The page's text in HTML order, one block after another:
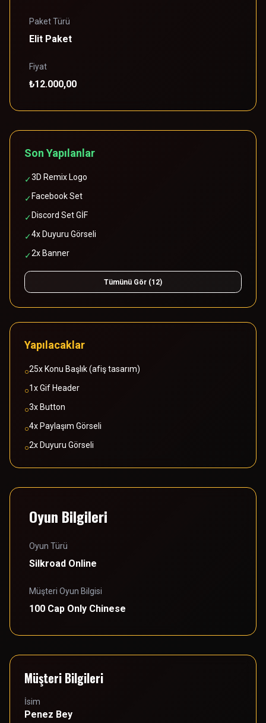
Paket Türü
Elit Paket
Fiyat
₺12.000,00
Son Yapılanlar
✓3D Remix Logo
✓ Facebook Set
✓ Discord Set GİF
✓4x Duyuru Görseli
✓2x Banner
Tümünü Gör (12)
Yapılacaklar
○25x Konu Başlık (afiş tasarım)
○1x Gif Header
○3x Button
○4x Paylaşım Görseli
○2x Duyuru Görseli
Oyun Bilgileri
Oyun Türü
Silkroad Online
Müşteri Oyun Bilgisi
100 Cap Only Chinese
Müşteri Bilgileri
İsim
Penez Bey